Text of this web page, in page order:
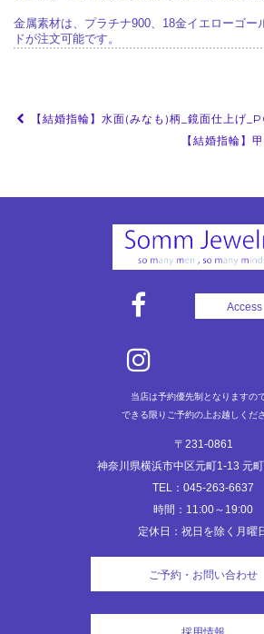
金属素材は、プラチナ900、18金イエローゴー
ドが注文可能です。
投
ビ
【結婚指輪】水面(みなも)柄_鏡面仕上げ
【結婚指輪】
Access
当店は予約優先制となりますので
できる限りご予約の上お越しくださ
〒231-0861
神奈川県横浜市中区元町1-13 元
TEL：045-263-6637
時間：11:00～19:00
定休日：祝日を除く月曜
ご予約・お問い合わせ